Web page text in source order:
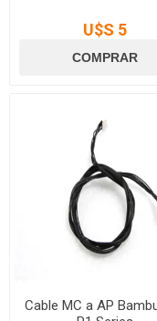
U$S 5
Cable MC a AP